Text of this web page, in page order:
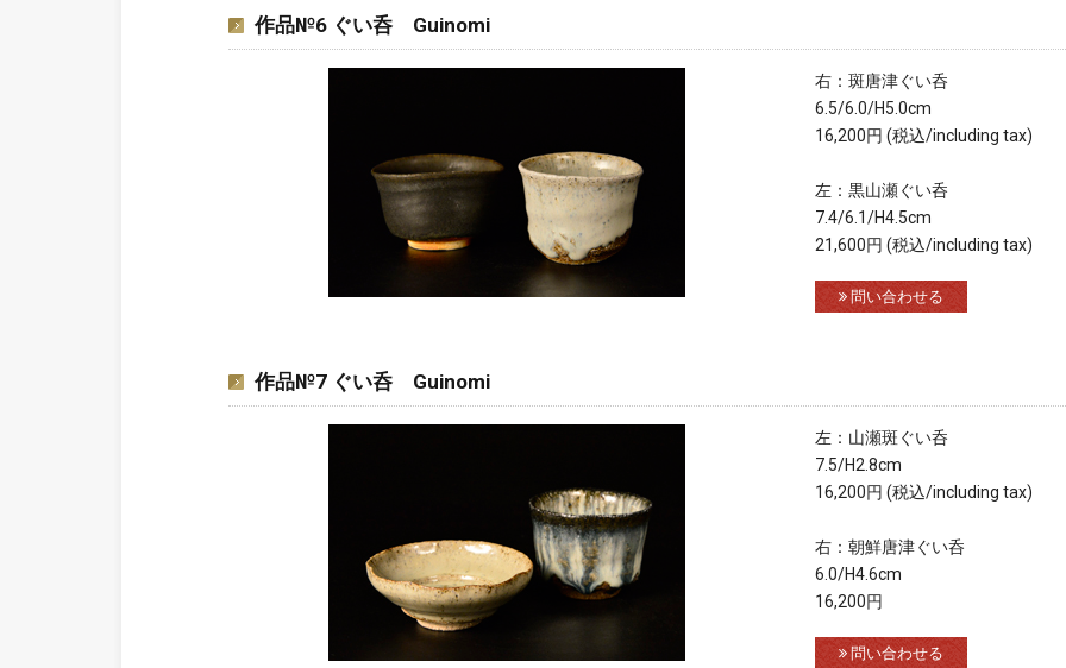
作品№6 ぐい呑 Guinomi
右：斑唐津ぐい呑
6.5/6.0/H5.0cm
16,200円 (税込/including tax)
左：黒山瀬ぐい呑
7.4/6.1/H4.5cm
21,600円 (税込/including tax)
問い合わせる
作品№7 ぐい呑 Guinomi
左：山瀬斑ぐい呑
7.5/H2.8cm
16,200円 (税込/including tax)
右：朝鮮唐津ぐい呑
6.0/H4.6cm
16,200円
問い合わせる